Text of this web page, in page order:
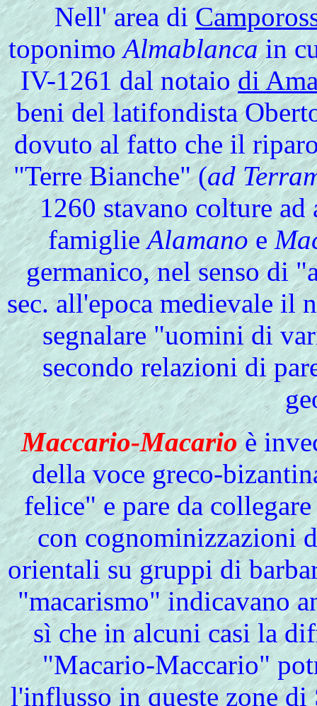
Nell'area di
toponimoAlmablancain
IV-1261 dal notaiodi
beni del latifondista
dovuto al fatto che il
"Terre Bianche" (ad
1260 stavano colture
famiglieAlamanoe
germanico, nel senso di
sec. all'epoca medievale il
segnalare "uomini di
secondo relazioni di
Maccario-Macarioè
della voce greco-
felice" e pare da
con cognominizzazioni
orientali su gruppi di
"macarismo" indicavano
sì che in alcuni casi la
"Macario-Maccario"
l'influsso in queste zone